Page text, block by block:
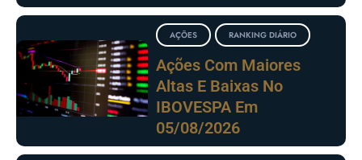
AÇÕES RANKING DIÁRIO
Ações Com Maiores
Altas E Baixas No
IBOVESPA Em
05/08/2026